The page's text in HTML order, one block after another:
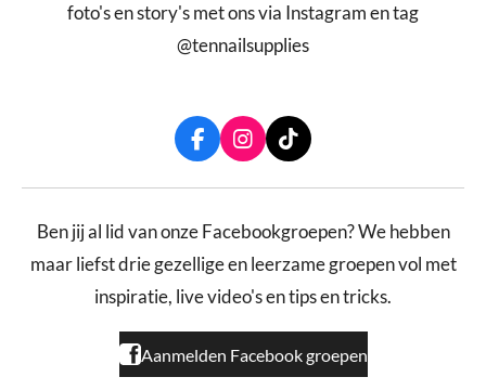
foto's en story's met ons via Instagram en tag
@tennailsupplies
F
a
c
b
o
k
I
n
s
a
r
a
T
i
k
o
Ben jij al lid van onze Facebookgroepen? We hebben
maar liefst drie gezellige en leerzame groepen vol met
inspiratie, live video's en tips en tricks.
Aanmelden Facebook groepen